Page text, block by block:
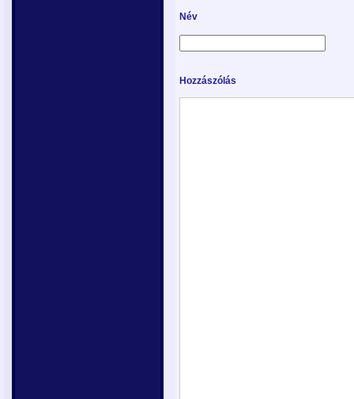
Név
Hozzászólás